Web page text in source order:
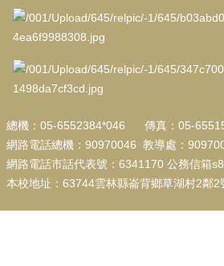
園
成
果
校
務
化
教
導
處
總機：05-6552384*046 傳真：05-
網路電話總機：90970046 教導處：
網路電話市話代表號：6341170 公務信箱
本校地址：63744雲林縣崙背鄉草湖村2鄰2